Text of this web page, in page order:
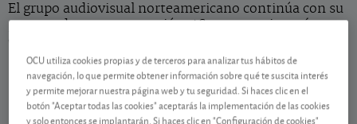
El grupo audiovisual norteamericano continúa con su
proceso de reestructuración. ¿Su estrategia está
Contenido reservado a SOCIOS
OCU utiliza cookies propias y de terceros para analizar tus hábitos de
navegación, lo que permite obtener información sobre qué te suscita interés
y permite mejorar nuestra página web y tu seguridad. Si haces clic en el
botón "Aceptar todas las cookies" aceptarás la implementación de las cookies
y solo entonces se implantarán. Si haces clic en "Configuración de cookies"